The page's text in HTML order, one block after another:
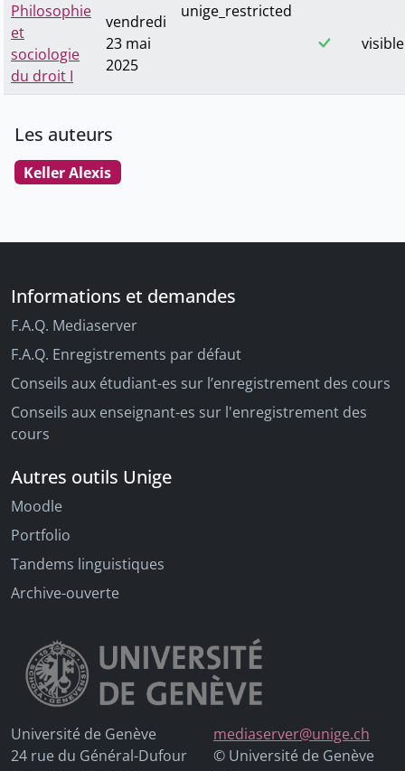
Philosophie
et
sociologie
du droit I
vendredi
23 mai
2025
unige_restricted
visible
Les auteurs
Keller Alexis
Informations et demandes
F.A.Q. Mediaserver
F.A.Q. Enregistrements par défaut
Conseils aux étudiant-es sur l’enregistrement des cours
Conseils aux enseignant-es sur l'enregistrement des
cours
Autres outils Unige
Moodle
Portfolio
Tandems linguistiques
Archive-ouverte
Université de Genève
24 rue du Général-Dufour
mediaserver@unige.ch
© Université de Genève